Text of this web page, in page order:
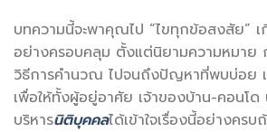
บทความนี้จะพาคุณไป “ไขทุกข้อสงสัย”
อย่างครอบคลุม ตั้งแต่นิยามความหมาย
วิธีการคำนวณ ไปจนถึงปัญหาที่พบบ่อย
เพื่อให้ทั้งผู้อยู่อาศัย เจ้าของบ้าน-คอนโ
บริหารนิติบุคคลได้เข้าใจเรื่องนี้อย่างครบ